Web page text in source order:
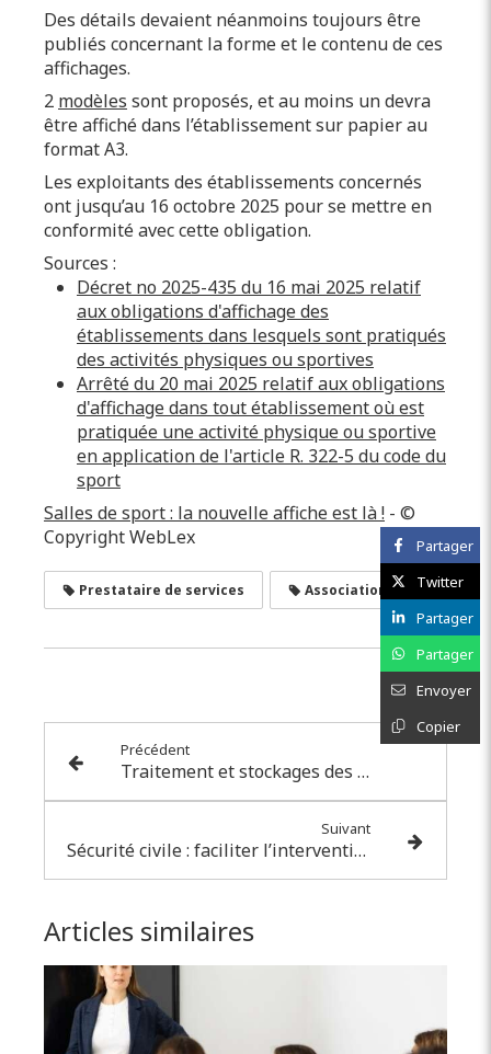
Des détails devaient néanmoins toujours être
publiés concernant la forme et le contenu de ces
affichages.
2 modèles sont proposés, et au moins un devra
être affiché dans l’établissement sur papier au
format A3.
Les exploitants des établissements concernés
ont jusqu’au 16 octobre 2025 pour se mettre en
conformité avec cette obligation.
Sources :
Décret no 2025-435 du 16 mai 2025 relatif
aux obligations d'affichage des
établissements dans lesquels sont pratiqués
des activités physiques ou sportives
Arrêté du 20 mai 2025 relatif aux obligations
d'affichage dans tout établissement où est
pratiquée une activité physique ou sportive
en application de l'article R. 322-5 du code du
sport
Salles de sport : la nouvelle affiche est là ! - ©
Copyright WebLex
Prestataire de services Association
Précédent
Traitement et stockages des déchets : du nouveau pour la prévention des risques d’incendie
Suivant
Sécurité civile : faciliter l’intervention des conducteurs
Articles similaires
Partager
Twitter
Partager
Partager
Envoyer
Copier